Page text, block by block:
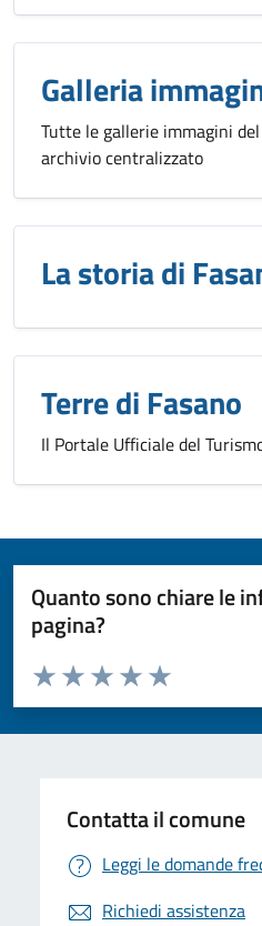
Galleria
Tutte le gallerie immagini
archivio centralizzato
La storia di
Terre di Fasano
Il Portale Ufficiale del
Quanto sono chiare le
pagina?
Valuta da 1 a 5 stelle la pagina
Valuta 5 stelle
Valuta 4 stelle su 5
Valuta 3 stelle su 5
Valuta 2 stelle su 5
Valuta 1 stelle su 5
Contatta il comune
Leggi le domande
Richiedi assistenza